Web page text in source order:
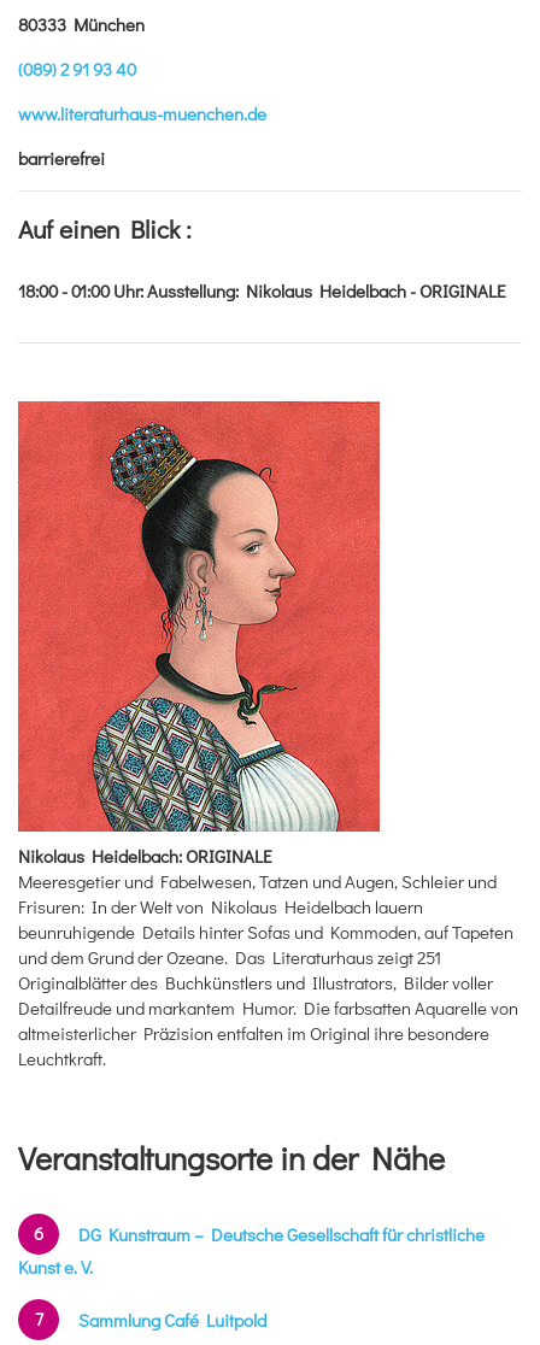
80333 München
(089) 2 91 93 40
www.literaturhaus-muenchen.de
barrierefrei
Auf einen Blick :
18:00 - 01:00Uhr:Ausstellung: Nikolaus Heidelbach - ORIGINALE
Nikolaus Heidelbach: ORIGINALE
Meeresgetier und Fabelwesen, Tatzen und Augen, Schleier und
Frisuren: In der Welt von Nikolaus Heidelbach lauern
beunruhigende Details hinter Sofas und Kommoden, auf Tapeten
und dem Grund der Ozeane. Das Literaturhaus zeigt 251
Originalblätter des Buchkünstlers und Illustrators, Bilder voller
Detailfreude und markantem Humor. Die farbsatten Aquarelle von
altmeisterlicher Präzision entfalten im Original ihre besondere
Leuchtkraft.
Veranstaltungsorte in der Nähe
6
DG Kunstraum – Deutsche Gesellschaft für christliche
Kunst e. V.
7 Sammlung Café Luitpold